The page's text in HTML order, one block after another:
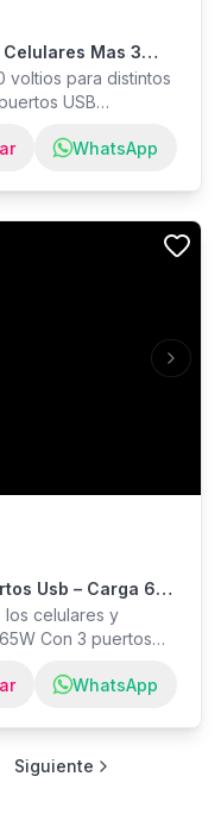
Mas 3
voltios para distintos
USB
celulares,
de cordón, con
Entrego en San
domingos
WhatsApp
Next
Usb – Carga 6
Gratis
los celulares y
Con 3 puertos
cargar 6
más espacio
salvador y
WhatsApp
Siguiente